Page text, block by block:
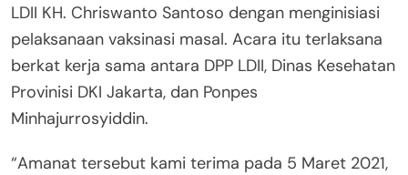
LDII KH. Chriswanto Santoso dengan menginisiasi
pelaksanaan vaksinasi masal. Acara itu terlaksana
berkat kerja sama antara DPP LDII, Dinas Kesehatan
Provinisi DKI Jakarta, dan Ponpes
Minhajurrosyiddin.
“Amanat tersebut kami terima pada 5 Maret 2021,